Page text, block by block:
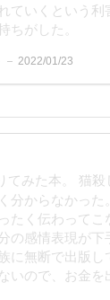
ていくという
ちがした。
2022/01/23
てみた本。 猫
分からなかっ
たく伝わって
の感情表現が
に無断で出版
いので、お金を